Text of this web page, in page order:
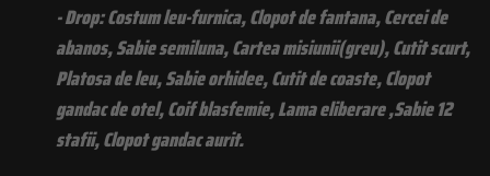
- Drop: Costum leu-furnica, Clopot de fantana, Cercei de
abanos, Sabie semiluna, Cartea misiunii(greu), Cutit scurt,
Platosa de leu, Sabie orhidee, Cutit de coaste, Clopot
gandac de otel, Coif blasfemie, Lama eliberare ,Sabie 12
stafii, Clopot gandac aurit.